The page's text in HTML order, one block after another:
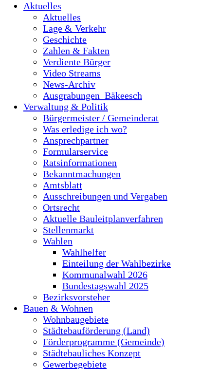
Aktuelles
Aktuelles
Lage & Verkehr
Geschichte
Zahlen & Fakten
Verdiente Bürger
Video Streams
News-Archiv
Ausgrabungen_Bäkeesch
Verwaltung & Politik
Bürgermeister / Gemeinderat
Was erledige ich wo?
Ansprechpartner
Formularservice
Ratsinformationen
Bekanntmachungen
Amtsblatt
Ausschreibungen und Vergaben
Ortsrecht
Aktuelle Bauleitplanverfahren
Stellenmarkt
Wahlen
Wahlhelfer
Einteilung der Wahlbezirke
Kommunalwahl 2026
Bundestagswahl 2025
Bezirksvorsteher
Bauen & Wohnen
Wohnbaugebiete
Städtebauförderung (Land)
Förderprogramme (Gemeinde)
Städtebauliches Konzept
Gewerbegebiete